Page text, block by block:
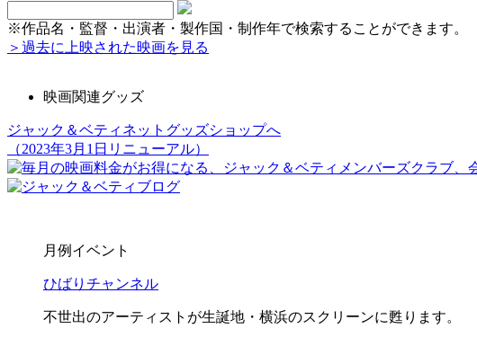
※作品名・監督・出演者・製作国・制作年で検索することができます。
＞過去に上映された映画を見る
映画関連グッズ
ジャック＆ベティネットグッズショップへ
（2023年3月1日リニューアル）
月例イベント
ひばりチャンネル
不世出のアーティストが生誕地・横浜のスクリーンに甦ります。